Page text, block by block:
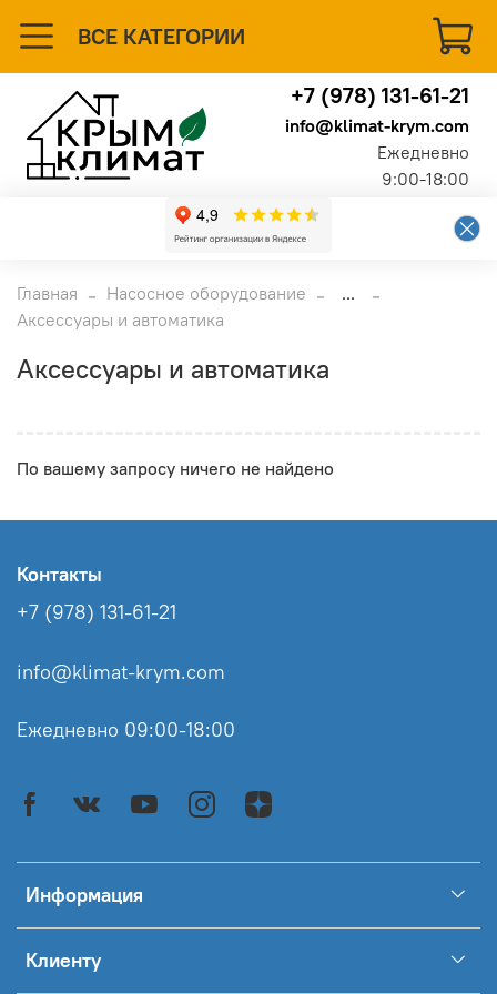
ВСЕ КАТЕГОРИИ
+7 (978) 131-61-21
info@klimat-krym.com
Ежедневно
9:00-18:00
Главная Насосное оборудование
...
Аксессуары и автоматика
Аксессуары и автоматика
По вашему запросу ничего не найдено
Информация
Клиенту
Контакты
+7 (978) 131-61-21
info@klimat-krym.com
Ежедневно 09:00-18:00